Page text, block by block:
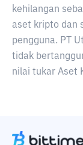
kehilangan
aset kripto dan
pengguna. PT
tidak
nilai tukar Aset